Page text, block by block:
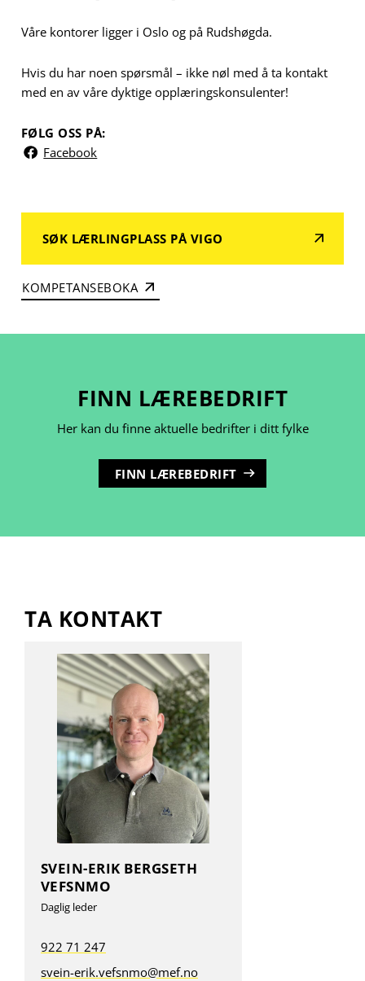
Våre kontorer ligger i Oslo og på Rudshøgda.
Hvis du har noen spørsmål – ikke nøl med å ta kontakt
med en av våre dyktige opplæringskonsulenter!
FØLG OSS PÅ:
Facebook
SØK LÆRLINGPLASS PÅ VIGO
KOMPETANSEBOKA
FINN LÆREBEDRIFT
Her kan du finne aktuelle bedrifter i ditt fylke
FINN LÆREBEDRIFT
TA KONTAKT
SVEIN-ERIK BERGSETH
VEFSNMO
Daglig leder
922 71 247
svein-erik.vefsnmo@mef.no